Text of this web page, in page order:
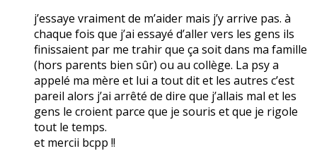
j’essaye vraiment de m’aider mais j’y arrive pas. à
chaque fois que j’ai essayé d’aller vers les gens ils
finissaient par me trahir que ça soit dans ma famille
(hors parents bien sûr) ou au collège. La psy a
appelé ma mère et lui a tout dit et les autres c’est
pareil alors j’ai arrêté de dire que j’allais mal et les
gens le croient parce que je souris et que je rigole
tout le temps.
et mercii bcpp !!